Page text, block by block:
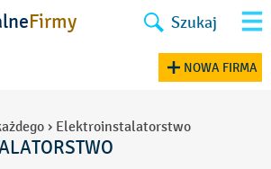
Firmy Szukaj
NOWA FIRMA
› Elektroinstalatorstwo